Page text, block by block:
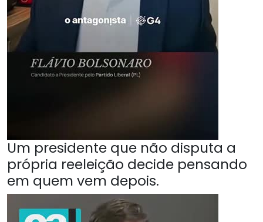
Um presidente que não disputa a
própria reeleição decide pensando
em quem vem depois.